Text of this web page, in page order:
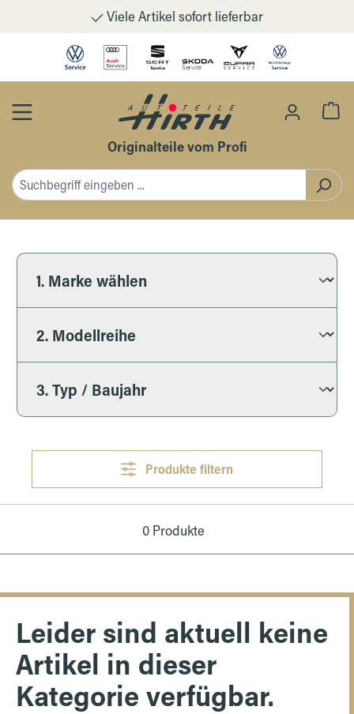
Zum Hauptinhalt springenViele Artikel sofort lieferbar
Originalteile vom Profi
Produkte filtern
0 Produkte
Leider sind aktuell keine
Artikel in dieser
Kategorie verfügbar.